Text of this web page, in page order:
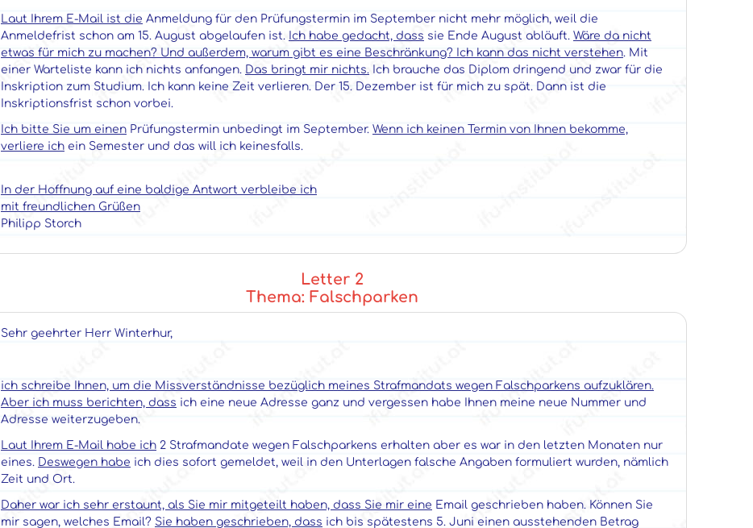
Laut Ihrem E-Mail ist die Anmeldung für den Prüfungstermin im September nicht mehr möglich, weil die
Anmeldefrist schon am 15. August abgelaufen ist. Ich habe gedacht, dass sie Ende August abläuft. Wäre da nicht
etwas für mich zu machen? Und außerdem, warum gibt es eine Beschränkung? Ich kann das nicht verstehen. Mit
einer Warteliste kann ich nichts anfangen. Das bringt mir nichts. Ich brauche das Diplom dringend und zwar für die
Inskription zum Studium. Ich kann keine Zeit verlieren. Der 15. Dezember ist für mich zu spät. Dann ist die
Inskriptionsfrist schon vorbei.
Ich bitte Sie um einen Prüfungstermin unbedingt im September. Wenn ich keinen Termin von Ihnen bekomme,
verliere ich ein Semester und das will ich keinesfalls.
In der Hoffnung auf eine baldige Antwort verbleibe ich
mit freundlichen Grüßen
Philipp Storch
Letter 2
Thema: Falschparken
Sehr geehrter Herr Winterhur,
ich schreibe Ihnen, um die Missverständnisse bezüglich meines Strafmandats wegen Falschparkens aufzuklären.
Aber ich muss berichten, dass ich eine neue Adresse ganz und vergessen habe Ihnen meine neue Nummer und
Adresse weiterzugeben.
Laut Ihrem E-Mail habe ich 2 Strafmandate wegen Falschparkens erhalten aber es war in den letzten Monaten nur
eines.
Deswegen habe ich dies sofort gemeldet, weil in den Unterlagen falsche Angaben formuliert wurden, nämlich
Zeit und Ort.
Daher war ich sehr erstaunt, als Sie mir mitgeteilt haben, dass Sie mir eine Email geschrieben haben. Können Sie
mir sagen, welches Email? Sie haben geschrieben, dass ich bis spätestens 5. Juni einen ausstehenden Betrag